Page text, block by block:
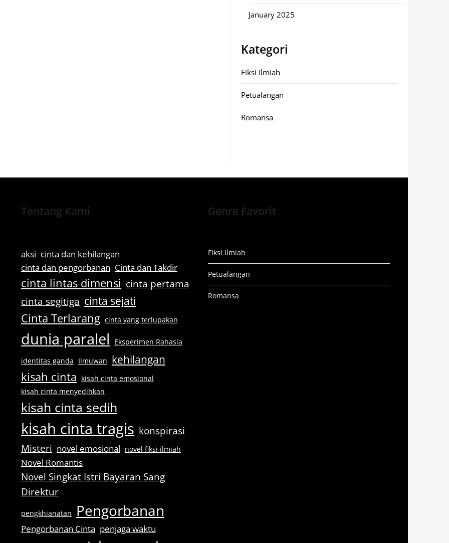
January 2025
Kategori
Fiksi Ilmiah
Petualangan
Romansa
Tentang Kami
aksi cinta dan kehilangan
cinta dan pengorbanan Cinta dan Takdir
cinta lintas dimensi cinta pertama
cinta segitiga cinta sejati
Cinta Terlarang cinta yang terlupakan
dunia paralel
Eksperimen Rahasia
identitas ganda Ilmuwan kehilangan
kisah cinta kisah cinta emosional
kisah cinta menyedihkan
kisah cinta sedih
kisah cinta tragis konspirasi
Misteri novel emosional novel fiksi ilmiah
Novel Romantis
Novel Singkat Istri Bayaran Sang
Direktur
pengkhianatan Pengorbanan
Pengorbanan Cinta penjaga waktu
Genre Favorit
Fiksi Ilmiah
Petualangan
Romansa